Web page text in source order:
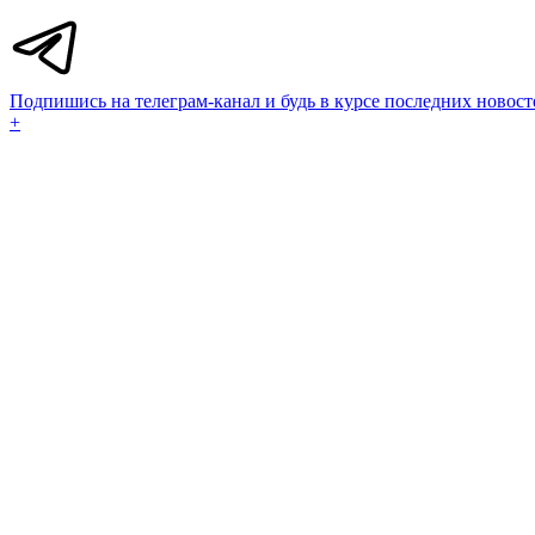
Подпишись на телеграм-канал и будь в курсе последних
+